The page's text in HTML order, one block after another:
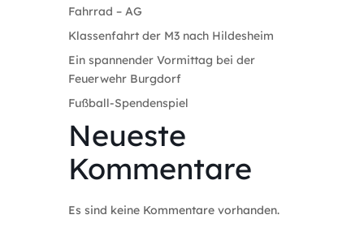
Fahrrad – AG
Klassenfahrt der M3 nach Hildesheim
Ein spannender Vormittag bei der
Feuerwehr Burgdorf
Fußball-Spendenspiel
Neueste
Kommentare
Es sind keine Kommentare vorhanden.